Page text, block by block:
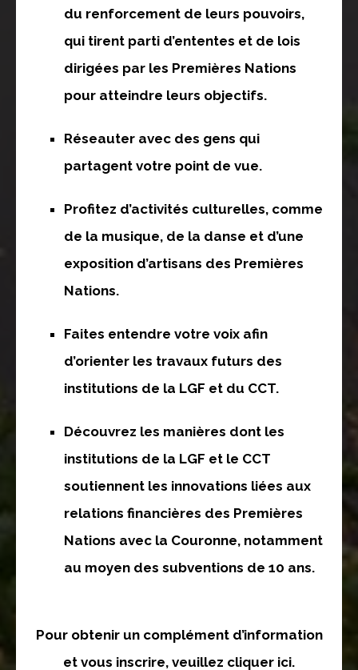
du renforcement de leurs pouvoirs,
qui tirent parti d’ententes et de lois
dirigées par les Premières Nations
pour atteindre leurs objectifs.
Réseauter avec des gens qui
partagent votre point de vue.
Profitez d’activités culturelles, comme
de la musique, de la danse et d’une
exposition d’artisans des Premières
Nations.
Faites entendre votre voix afin
d’orienter les travaux futurs des
institutions de la LGF et du CCT.
Découvrez les manières dont les
institutions de la LGF et le CCT
soutiennent les innovations liées aux
relations financières des Premières
Nations avec la Couronne, notamment
au moyen des subventions de 10 ans.
Pour obtenir un complément d’information
et vous inscrire, veuillez cliquer ici.